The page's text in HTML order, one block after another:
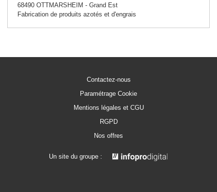
68490 OTTMARSHEIM - Grand Est
Fabrication de produits azotés et d'engrais
Contactez-nous
Paramétrage Cookie
Mentions légales et CGU
RGPD
Nos offres
Un site du groupe :